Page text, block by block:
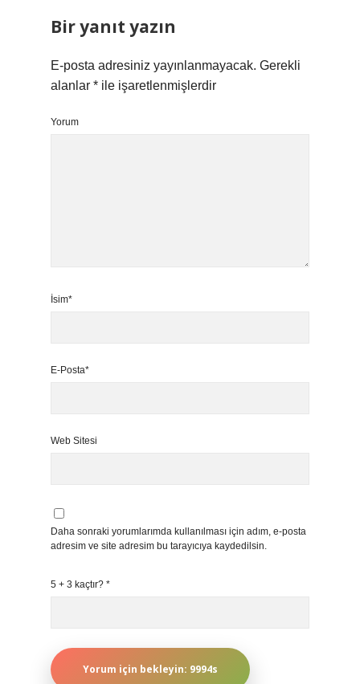
Bir yanıt yazın
E-posta adresiniz yayınlanmayacak. Gerekli
alanlar * ile işaretlenmişlerdir
Yorum
İsim*
E-Posta*
Web Sitesi
Daha sonraki yorumlarımda kullanılması için adım, e-posta
adresim ve site adresim bu tarayıcıya kaydedilsin.
5 + 3 kaçtır? *